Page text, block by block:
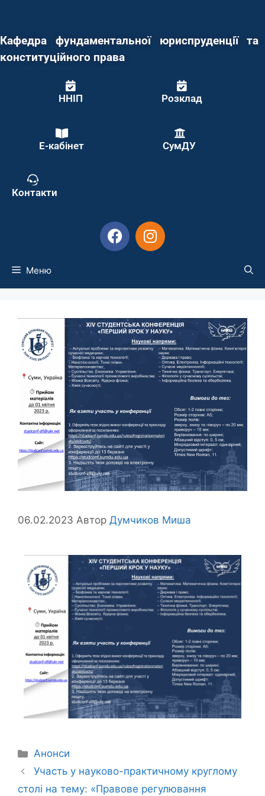
Кафедра фундаментальної юриспруденції та
конституційного права
ННІП Розклад
Е-кабінет СумДУ
Контакти
Меню
06.02.2023 Автор Думчиков Миша
Анонси
Участь у науково-практичному круглому
столі на тему: «Правове регулювання